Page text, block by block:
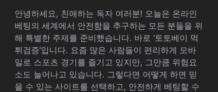
안녕하세요, 친애하는 독자 여러분! 오늘은 온라인
베팅의 세계에서 안전함을 추구하는 모든 분들을 위
해 특별한 주제를 준비했습니다. 바로 ‘토토베이 먹
튀검증’입니다. 요즘 많은 사람들이 편리하게 모바
일로 스포츠 경기를 즐기고 있지만, 그만큼 위험요
소도 늘어나고 있습니다. 그렇다면 어떻게 하면 믿
을 수 있는 사이트를 선택하고, 안전하게 베팅할 수